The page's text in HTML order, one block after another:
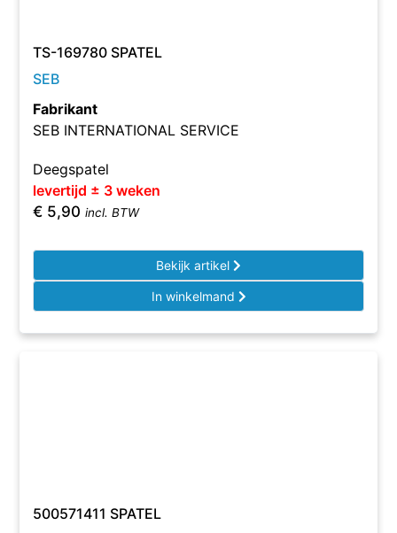
TS-169780 SPATEL
SEB
Fabrikant
SEB INTERNATIONAL SERVICE
Deegspatel
levertijd ± 3 weken
€ 5,90 incl. BTW
Bekijk artikel
In winkelmand
500571411 SPATEL